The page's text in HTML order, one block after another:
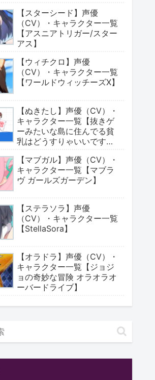
【スターシード】声優
（CV）・キャラクター一覧
【アスニアトリガー/スター
アス】
【ウィチクロ】声優
（CV）・キャラクター一覧
【ワールドウィッチーズX】
【ぬきたし】声優（CV）・
キャラクター一覧【抜きゲ
ーみたいな島に住んでる貧
乳はどうすりゃいいです
【マブガル】声優（CV）・
キャラクター一覧【マブラ
ヴ ガールズガーデン】
【ステラソラ】声優
（CV）・キャラクター一覧
【StellaSora】
【オラドラ】声優（CV）・
キャラクター一覧【ジョジ
ョの奇妙な冒険 オラオラオ
ーバードライブ】